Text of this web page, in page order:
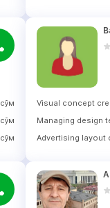
сўм
сўм
сўм
Visual concept
Managing design
Advertising layout